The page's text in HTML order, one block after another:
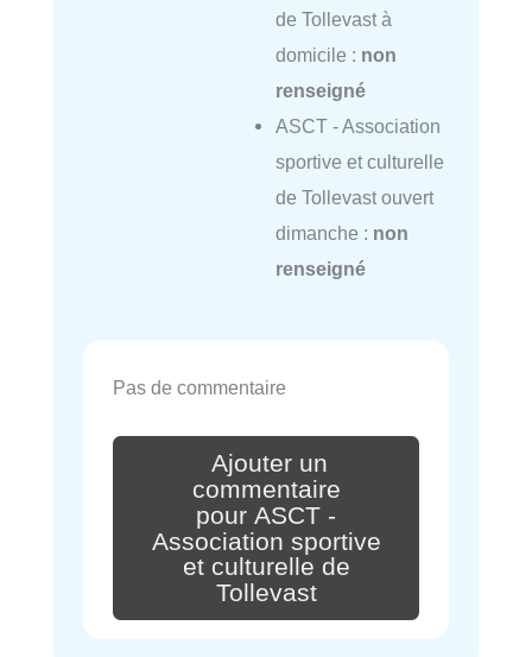
de Tollevast à
domicile : non
renseigné
ASCT - Association
sportive et culturelle
de Tollevast ouvert
dimanche : non
renseigné
Pas de commentaire
Ajouter un
commentaire
pour ASCT -
Association sportive
et culturelle de
Tollevast